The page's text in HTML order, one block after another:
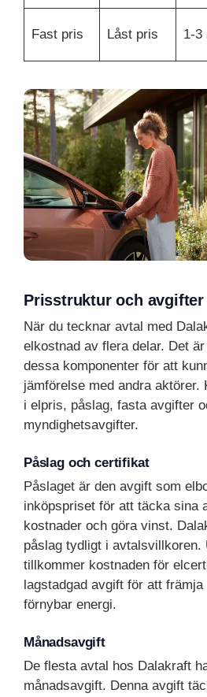
Fast pris Låst pris 1-3
Prisstruktur och avgifter
När du tecknar avtal med
elkostnad av flera delar. Det
dessa komponenter för att
jämförelse med andra aktörer.
i elpris, påslag, fasta avgifter
myndighetsavgifter.
Påslag och certifikat
Påslaget är den avgift som
inköpspriset för att täcka sina
kostnader och göra vinst.
påslag tydligt i avtalsvillkoren.
tillkommer kostnaden för
lagstadgad avgift för att
förnybar energi.
Månadsavgift
De flesta avtal hos Dalakraft
månadsavgift. Denna avgift